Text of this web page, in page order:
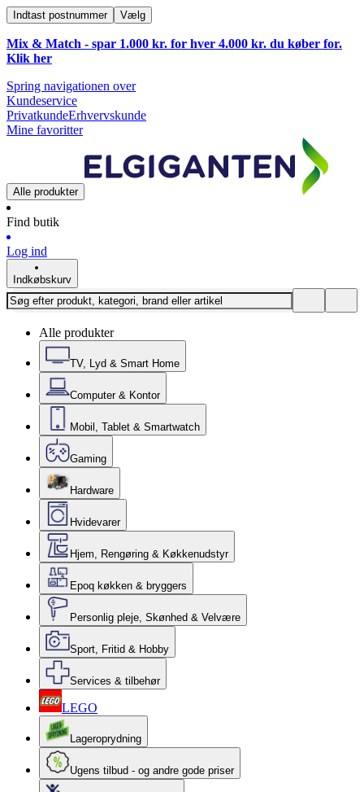
Indtast postnummer Vælg
Mix & Match - spar 1.000 kr. for hver 4.000 kr. du køber for.
Klik her
Spring navigationen over
Kundeservice
PrivatkundeErhvervskunde
Mine favoritter
Alle produkter
Find butik
Log ind
Indkøbskurv
Alle produkter
TV, Lyd & Smart Home
Computer & Kontor
Mobil, Tablet & Smartwatch
Gaming
Hardware
Hvidevarer
Hjem, Rengøring & Køkkenudstyr
Epoq køkken & bryggers
Personlig pleje, Skønhed & Velvære
Sport, Fritid & Hobby
Services & tilbehør
LEGO
Lageroprydning
Ugens tilbud - og andre gode priser